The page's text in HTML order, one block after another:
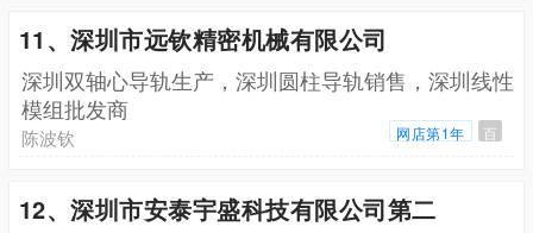
11、深圳市远钦精密机械有限公司
深圳双轴心导轨生产，深圳圆柱导轨销售，深圳线性
模组批发商
陈波钦 网店第1年 百
12、深圳市安泰宇盛科技有限公司第二